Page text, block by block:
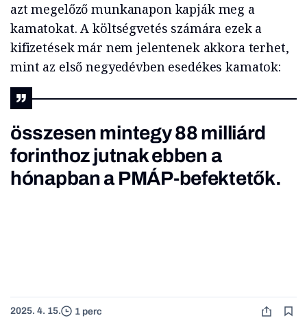
azt megelőző munkanapon kapják meg a
kamatokat. A költségvetés számára ezek a
kifizetések már nem jelentenek akkora terhet,
mint az első negyedévben esedékes kamatok:
összesen mintegy 88 milliárd
forinthoz jutnak ebben a
hónapban a PMÁP-befektetők.
2025. 4. 15. 1 perc